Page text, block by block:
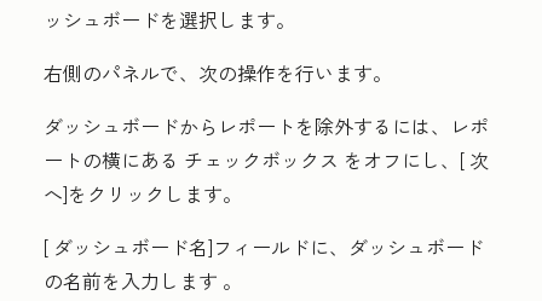
ッシュボードを選択します。
右側のパネルで、次の操作を行います。
ダッシュボードからレポートを除外するには、レポ
ートの横にある チェックボックス をオフにし、[ 次
へ]をクリックします。
[ ダッシュボード名]フィールドに、ダッシュボード
の名前を入力します 。